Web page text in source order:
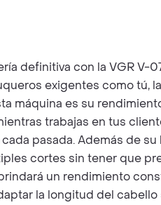
definitiva con la VGR
exigentes como
máquina es su
trabajas en tus
pasada. Además de
cortes sin tener que
un rendimiento
la longitud del